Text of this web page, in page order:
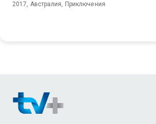
2017, Австралия, Приключения